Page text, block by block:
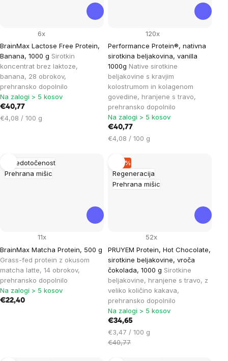
BrainMax Lactose Free Protein,
Banana, 1000 g Sirotkin
koncentrat brez laktoze,
banana, 28 obrokov,
prehransko dopolnilo
6x
Na zalogi > 5 kosov
€40,77
Cena
€4,08 / 100 g
Performance Protein®, nativna
sirotkina beljakovina, vanilla
1000g Native sirotkine
beljakovine s kravjim
kolostrumom in kolagenom
govedine, hranjene s travo,
prehransko dopolnilo
120x
Na zalogi > 5 kosov
€40,77
Cena
enoto:
€4,08 / 100 g
Osredotočenost
Prehrana mišic
BrainMax Matcha Protein, 500 g
Grass-fed protein z okusom
matcha latte, 14 obrokov,
prehransko dopolnilo
11x
Na zalogi > 5 kosov
€22,40
Regeneracija
Prehrana mišic
–15 %
PRUYEM Protein, Hot Chocolate,
sirotkine beljakovine, vroča
čokolada, 1000 g Sirotkine
beljakovine, hranjene s travo, z
veliko količino kakava,
prehransko dopolnilo
52x
Na zalogi > 5 kosov
€34,65
Cena
na
€3,47 / 100 g
€40,77